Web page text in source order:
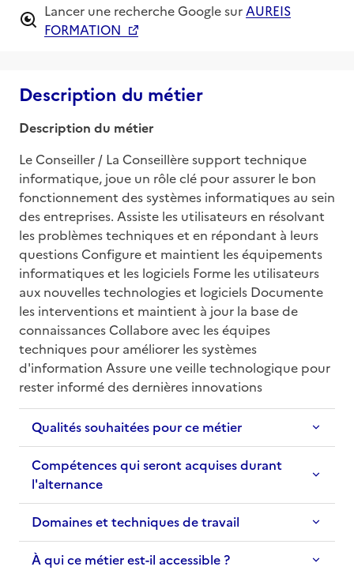
Lancer une recherche Google sur AUREIS
FORMATION
Description du métier
Description du métier
Le Conseiller / La Conseillère support technique
informatique, joue un rôle clé pour assurer le bon
fonctionnement des systèmes informatiques au sein
des entreprises. Assiste les utilisateurs en résolvant
les problèmes techniques et en répondant à leurs
questions Configure et maintient les équipements
informatiques et les logiciels Forme les utilisateurs
aux nouvelles technologies et logiciels Documente
les interventions et maintient à jour la base de
connaissances Collabore avec les équipes
techniques pour améliorer les systèmes
d'information Assure une veille technologique pour
rester informé des dernières innovations
Qualités souhaitées pour ce métier
Compétences qui seront acquises durant
l'alternance
Domaines et techniques de travail
À qui ce métier est-il accessible ?